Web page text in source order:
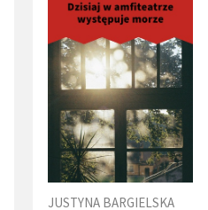
JUSTYNA BARGIELSKA